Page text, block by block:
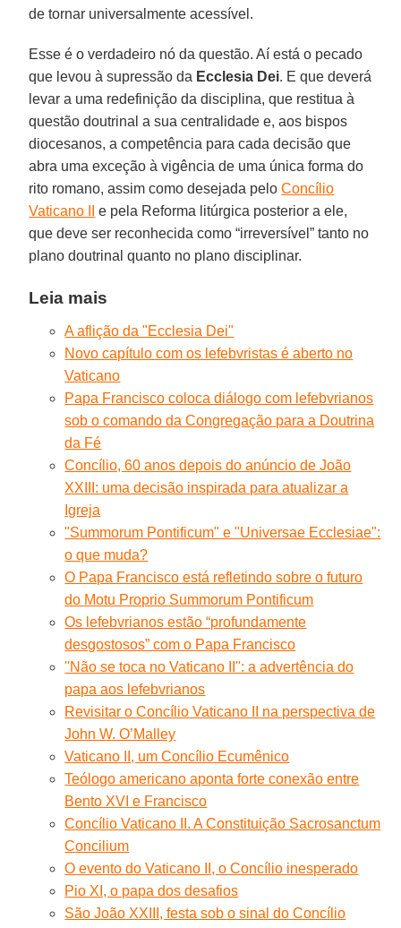
de tornar universalmente acessível.
Esse é o verdadeiro nó da questão. Aí está o pecado
que levou à supressão da Ecclesia Dei. E que deverá
levar a uma redefinição da disciplina, que restitua à
questão doutrinal a sua centralidade e, aos bispos
diocesanos, a competência para cada decisão que
abra uma exceção à vigência de uma única forma do
rito romano, assim como desejada peloConcílio
Vaticano II
e pela Reforma litúrgica posterior a ele,
que deve ser reconhecida como “irreversível” tanto no
plano doutrinal quanto no plano disciplinar.
Leia mais
A aflição da "Ecclesia Dei"
Novo capítulo com os lefebvristas é aberto no
Vaticano
Papa Francisco coloca diálogo com lefebvrianos
sob o comando da Congregação para a Doutrina
da Fé
Concílio, 60 anos depois do anúncio de João
XXIII: uma decisão inspirada para atualizar a
Igreja
"Summorum Pontificum" e "Universae Ecclesiae":
o que muda?
O Papa Francisco está refletindo sobre o futuro
do Motu Proprio Summorum Pontificum
Os lefebvrianos estão “profundamente
desgostosos” com o Papa Francisco
''Não se toca no Vaticano II'': a advertência do
papa aos lefebvrianos
Revisitar o Concílio Vaticano II na perspectiva de
John W. O’Malley
Vaticano II, um Concílio Ecumênico
Teólogo americano aponta forte conexão entre
Bento XVI e Francisco
Concílio Vaticano II. A Constituição Sacrosanctum
Concilium
O evento do Vaticano II, o Concílio inesperado
Pio XI, o papa dos desafios
São João XXIII, festa sob o sinal do Concílio